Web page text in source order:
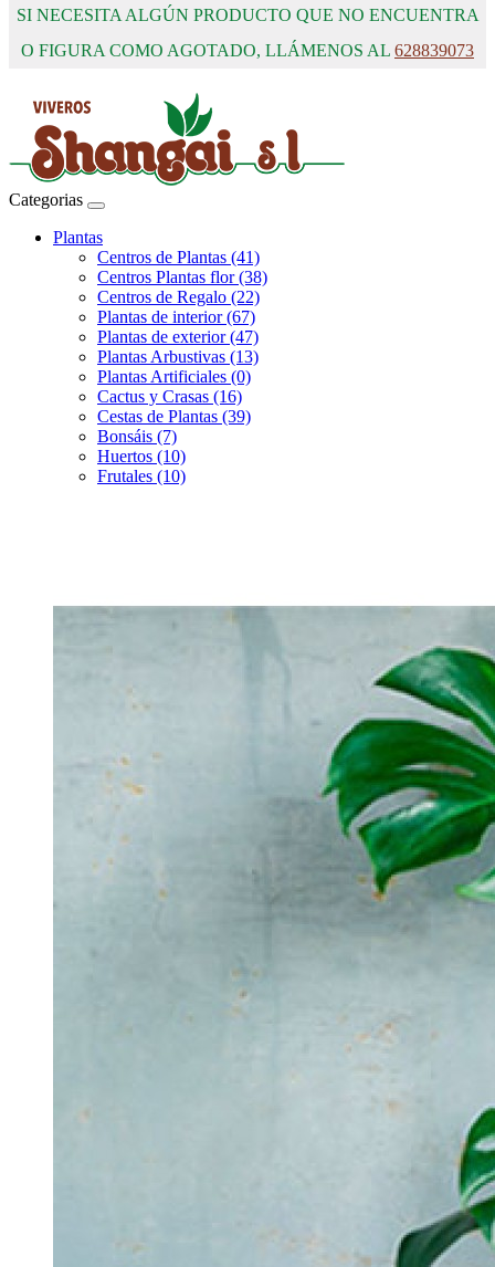
SI NECESITA ALGÚN PRODUCTO QUE NO ENCUENTRA
O FIGURA COMO AGOTADO, LLÁMENOS AL 628839073
Categorias
Plantas
Centros de Plantas (41)
Centros Plantas flor (38)
Centros de Regalo (22)
Plantas de interior (67)
Plantas de exterior (47)
Plantas Arbustivas (13)
Plantas Artificiales (0)
Cactus y Crasas (16)
Cestas de Plantas (39)
Bonsáis (7)
Huertos (10)
Frutales (10)